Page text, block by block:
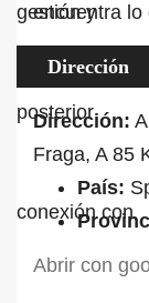
encuentra lo
Dirección
Dirección:
Fraga, A 85
País:
Abrir con